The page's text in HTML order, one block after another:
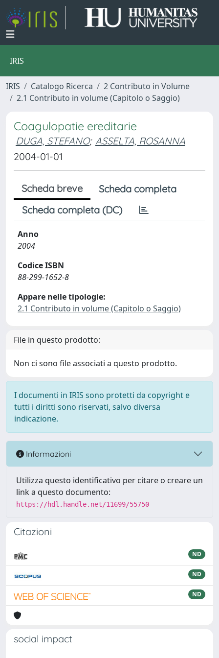
IRIS
IRIS Catalogo Ricerca
2 Contributo in Volume
2.1 Contributo in volume (Capitolo o Saggio)
Coagulopatie ereditarie
DUGA, STEFANO; ASSELTA, ROSANNA
2004-01-01
Scheda breve
Scheda completa
Scheda completa (DC)
Anno
2004
Codice ISBN
88-299-1652-8
Appare nelle tipologie:
2.1 Contributo in volume (Capitolo o Saggio)
File in questo prodotto:
Non ci sono file associati a questo prodotto.
I documenti in IRIS sono protetti da copyright e
tutti i diritti sono riservati, salvo diversa
indicazione.
Informazioni
Utilizza questo identificativo per citare o creare un
link a questo documento:
https://hdl.handle.net/11699/55750
Citazioni
ND
ND
ND
social impact